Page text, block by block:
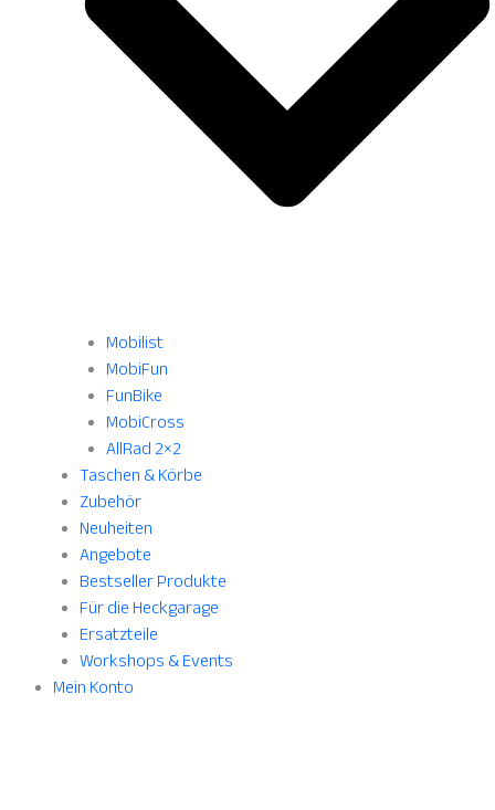
Mobilist
MobiFun
FunBike
MobiCross
AllRad 2×2
Taschen & Körbe
Zubehör
Neuheiten
Angebote
Bestseller Produkte
Für die Heckgarage
Ersatzteile
Workshops & Events
Mein Konto